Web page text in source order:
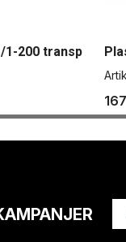
1-200 transp